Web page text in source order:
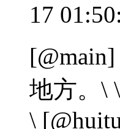
17
地方。\
\